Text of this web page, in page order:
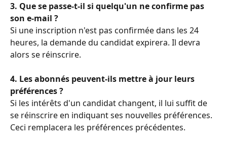
3. Que se passe-t-il si quelqu'un ne confirme pas
son e-mail ?
Si une inscription n'est pas confirmée dans les 24
heures, la demande du candidat expirera. Il devra
alors se réinscrire.
4. Les abonnés peuvent-ils mettre à jour leurs
préférences ?
Si les intérêts d'un candidat changent, il lui suffit de
se réinscrire en indiquant ses nouvelles préférences.
Ceci remplacera les préférences précédentes.